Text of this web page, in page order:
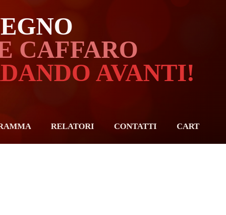
CAFFARO
AVANTI!
RELATORI CONTATTI CART